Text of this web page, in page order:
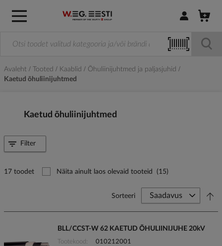
Logi sisse /
Avaleht Tooted Kaablid
Õhuliinijuhtmed ja paljasjuhid
Kaetud õhuliinijuhtmed
Kaetud õhuliinijuhtmed
17 toodet Näita ainult laos olevaid tooteid (15)
Sorteeri
BLL/CCST-W 62 KAETUD ÕHULIINIJUHE 20kV
Tootekood
010212001
Filter